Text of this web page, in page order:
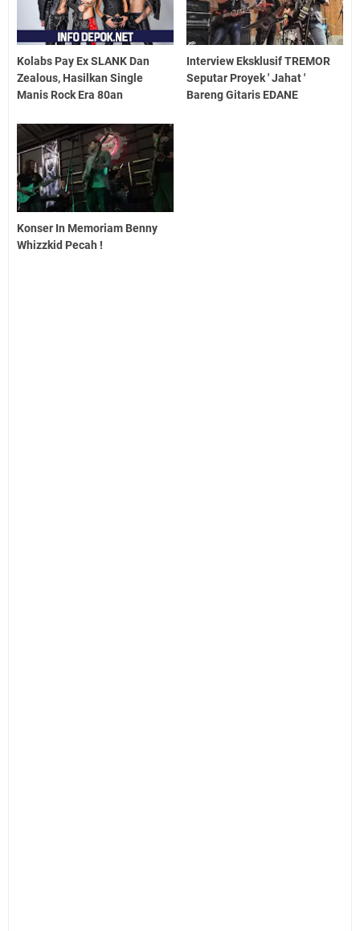
Kolabs Pay Ex SLANK Dan
Zealous, Hasilkan Single
Manis Rock Era 80an
Interview Eksklusif TREMOR
Seputar Proyek ' Jahat '
Bareng Gitaris EDANE
Konser In Memoriam Benny
Whizzkid Pecah !